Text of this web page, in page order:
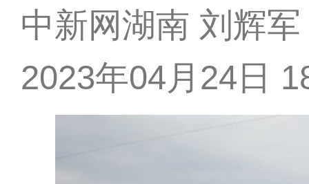
中新网湖南 刘辉军
2023年04月24日